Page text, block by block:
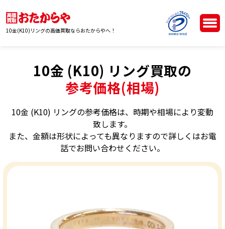
10金(K10)リングの高価買取ならおたからやへ！
10金 (K10) リング買取の
参考価格(相場)
10金 (K10) リングの参考価格は、時期や相場により変動
致します。
また、金額は形状によっても異なりますので詳しくはお電
話でお問い合わせください。